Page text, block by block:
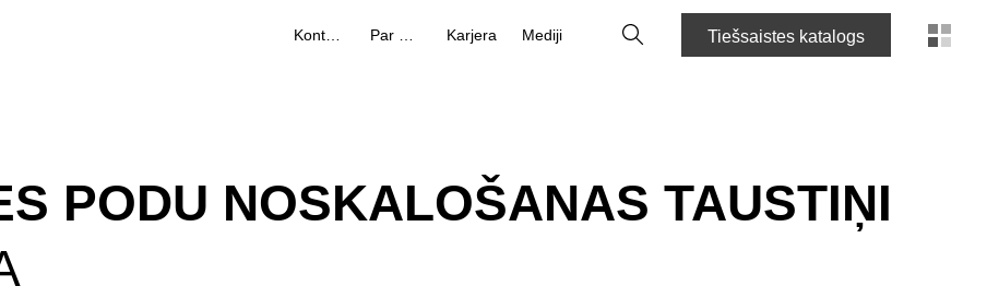
Karjera Mediji Tiešsaistes katalogs
PODU NOSKALOŠANAS TAUSTIŅI